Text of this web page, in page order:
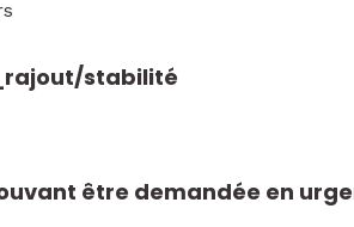
stabilité
être demandée en